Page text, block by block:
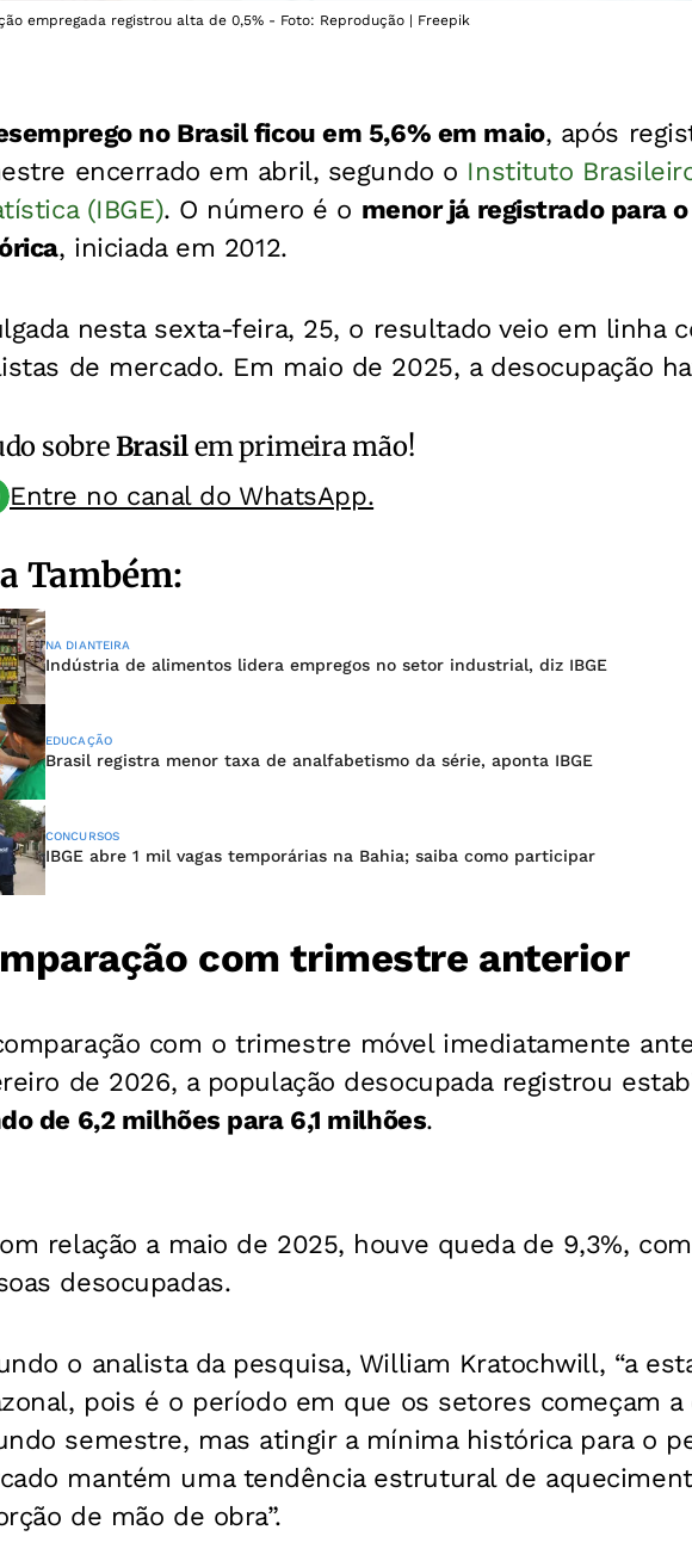
empregada registrou alta de 0,5% - Foto: Reprodução | Freepik
no Brasil ficou em 5,6% em maio, após
encerrado em abril, segundo o Instituto
(IBGE). O número é o menor já registrado para
, iniciada em 2012.
nesta sexta-feira, 25, o resultado veio em linha
de mercado. Em maio de 2025, a desocupação
sobreBrasilem primeira mão!
Entre no canal do WhatsApp.
Também:
NA DIANTEIRA
Indústria de alimentos lidera empregos no setor industrial, diz IBGE
EDUCAÇÃO
Brasil registra menor taxa de analfabetismo da série, aponta IBGE
CONCURSOS
IBGE abre 1 mil vagas temporárias na Bahia; saiba como participar
com trimestre anterior
com o trimestre móvel imediatamente
de 2026, a população desocupada registrou
de 6,2 milhões para 6,1 milhões.
relação a maio de 2025, houve queda de 9,3%,
desocupadas.
o analista da pesquisa, William Kratochwill, “a
pois é o período em que os setores começam a
semestre, mas atingir a mínima histórica para o
mantém uma tendência estrutural de
de mão de obra”.